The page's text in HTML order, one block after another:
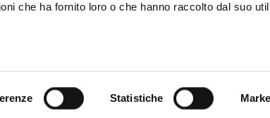
che ha fornito loro o che hanno raccolto dal suo
Statistiche